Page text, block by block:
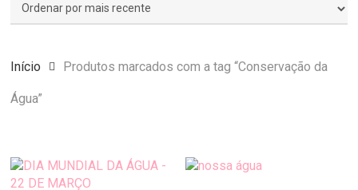
Início Produtos marcados com a tag “Conservação da
Água”